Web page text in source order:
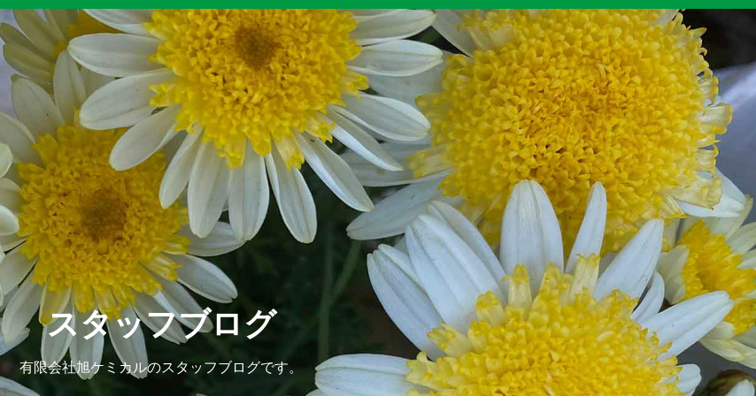
スタッフブログ
有限会社旭ケミカルのスタッフブログです。